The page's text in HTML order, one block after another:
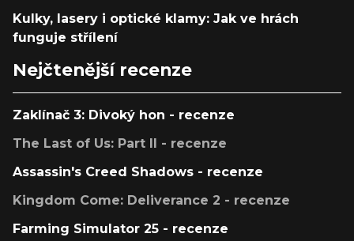
Kulky, lasery i optické klamy: Jak ve hrách
funguje střílení
Nejčtenější recenze
Zaklínač 3: Divoký hon - recenze
The Last of Us: Part II - recenze
Assassin's Creed Shadows - recenze
Kingdom Come: Deliverance 2 - recenze
Farming Simulator 25 - recenze